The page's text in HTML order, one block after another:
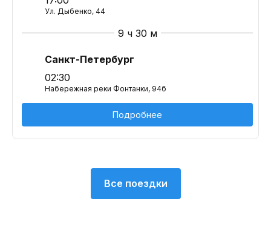
Ул. Дыбенко, 44
9 ч 30 м
Санкт-Петербург
02:30
Набережная реки Фонтанки, 94б
Подробнее
Все поездки